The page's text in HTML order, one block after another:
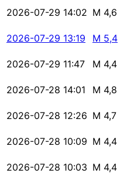
2026-07-29 14:02 M 4,6
2026-07-29 13:19 M 5,4
2026-07-29 11:47 M 4,4
2026-07-28 14:01 M 4,8
2026-07-28 12:26 M 4,7
2026-07-28 10:09 M 4,4
2026-07-28 10:03 M 4,4